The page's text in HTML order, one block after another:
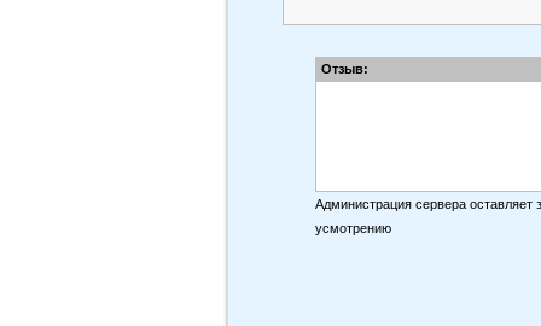
Отзыв:
Администрация сервера оставляет
усмотрению